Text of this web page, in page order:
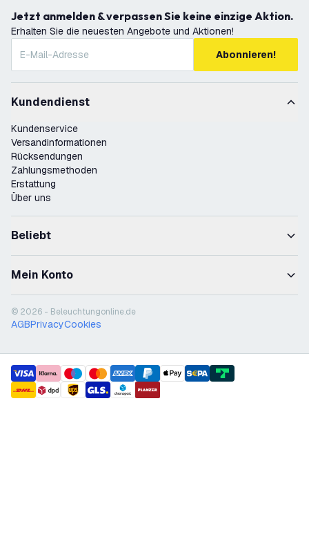
Jetzt anmelden & verpassen Sie keine einzige Aktion.
Erhalten Sie die neuesten Angebote und Aktionen!
Abonnieren!
Kundendienst
Kundenservice
Versandinformationen
Rücksendungen
Zahlungsmethoden
Erstattung
Über uns
Beliebt
Mein Konto
© 2026 - Beleuchtungonline.de
AGBPrivacyCookies
payment methods
shipment methods